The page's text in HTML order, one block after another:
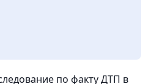
по факту ДТП в